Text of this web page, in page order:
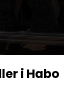
adress
i Habo